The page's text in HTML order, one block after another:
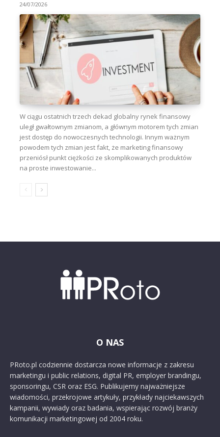
24/07/2026
W ciągu ostatnich trzech dekad globalny rynek finansowy
uległ gwałtownym zmianom, a głównym motorem tych zmian
jest dostęp do nowoczesnych technologii. Innym ważnym
powodem tych zmian jest fakt, że marketing finansowy
przeniósł punkt ciężkości ze skomplikowanych produktów
na proste inwestowanie...
O NAS
PRoto.pl codziennie dostarcza nowe informacje z zakresu
marketingu i public relations, digital PR, employer brandingu,
sponsoringu, CSR oraz ESG. Publikujemy najważniejsze
wiadomości, przekrojowe artykuły, przykłady najciekawszych
kampanii, wywiady oraz badania, wspierając rozwój branży
komunikacji marketingowej od 2004 roku.